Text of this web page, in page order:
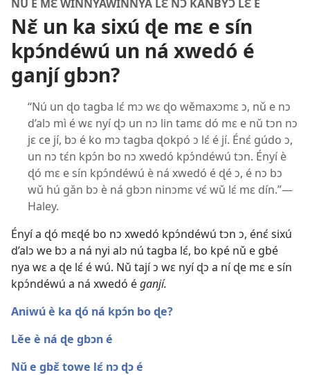
NǓ E MƐ WÍNNYÁWÍNNYÁ LƐ́ NƆ KANBYƆ́ LƐ́ É
Nɛ̌ un ka sixú ɖe mɛ e sín
kpɔ́ndéwú un ná xwedó é
ganjí gbɔn?
“Nú un ɖo tagba lɛ́ mɔ wɛ ɖo wěmaxɔmɛ ɔ, nǔ e nɔ
d’alɔ mì é wɛ nyí ɖɔ un nɔ lin tamɛ dó mɛ e nǔ tɔn nɔ
jɛ ce jí, bɔ é ko mɔ tagba ɖokpó ɔ lɛ́ é jí. Énɛ́ gúdo ɔ,
un nɔ tɛ́n kpɔ́n bo nɔ xwedó kpɔ́ndéwú tɔn. Ényí è
ɖó mɛ e sín kpɔ́ndéwú è ná xwedó é ɖé ɔ, é nɔ bɔ
wǔ hú gǎn bɔ è ná gbɔn ninɔmɛ vɛ́ wǔ lɛ́ mɛ dín.”—
Haley.
Ényí a ɖó mɛɖé bo nɔ xwedó kpɔ́ndéwú tɔn ɔ, énɛ́ sixú
d’alɔ we bɔ a ná nyi alɔ nú tagba lɛ́, bo kpé nǔ e gbé
nya wɛ a ɖe lɛ́ é wú. Nǔ tají ɔ wɛ nyí ɖɔ a ní ɖe mɛ e sín
kpɔ́ndéwú a ná xwedó éganjí.
Aniwú è ka ɖó ná kpɔ́n bo ɖe?
Lěe è ná ɖe gbɔn é
Nǔ e gbɛ̌ towe lɛ́ nɔ ɖɔ é